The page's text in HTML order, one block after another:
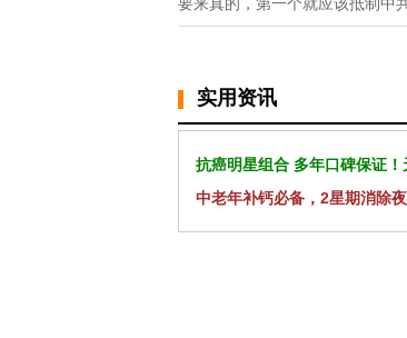
要来真的，第一个就应该抵制中
实用资讯
抗癌明星组合 多年口碑保证
中老年补钙必备，2星期消除